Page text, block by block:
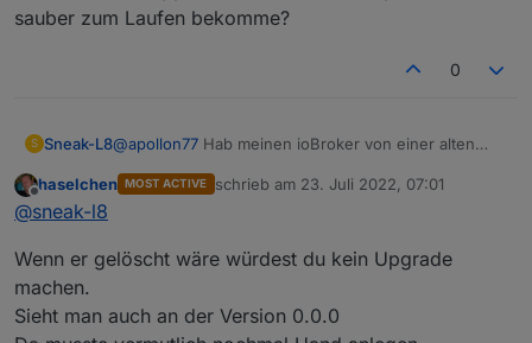
sauber zum Laufen bekomme?
0
S Sneak-L8@apollon77 Hab meinen ioBroker von einer alten
Backitup.
Er scheint ähnliche Probleme zu haben, die sich aber
installieren wollen.
Aber er hängt immer an der gleichen Stelle:
NPM version: 8.11.0
Danach friert das System ein, nicht mal über SSH
Offline
haselchen MOST ACTIVE schrieb am 23. Juli 2022, 07:01
zuletzt editiert von
@sneak-l8
Wenn er gelöscht wäre würdest du kein Upgrade
machen.
Sieht man auch an der Version 0.0.0